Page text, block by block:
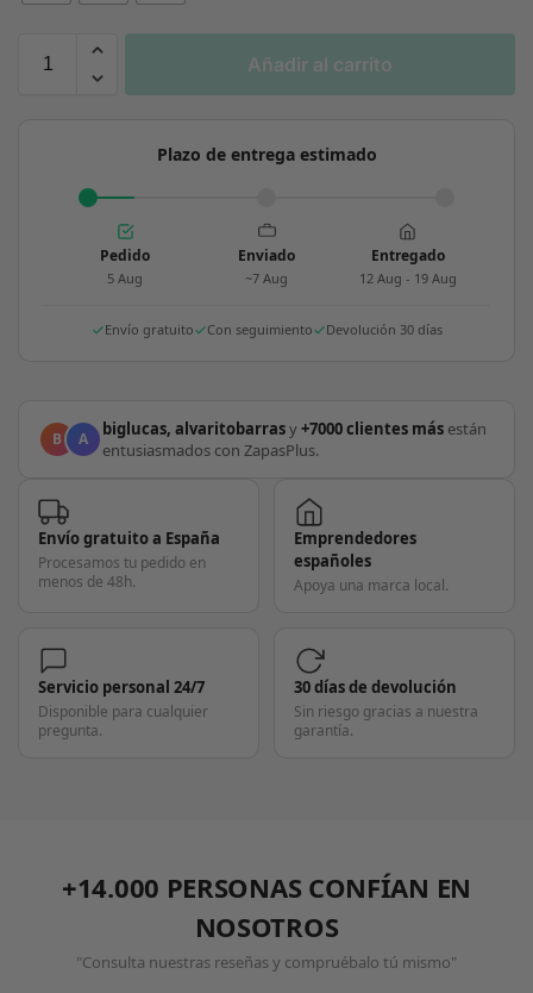
Añadir al carrito
Plazo de entrega estimado
Pedido
5 Aug
Enviado
~7 Aug
Entregado
12 Aug - 19 Aug
Envío gratuito Con seguimiento Devolución 30 días
B A biglucas, alvaritobarrasy+7000 clientes más están
entusiasmados con ZapasPlus.
Envío gratuito a España
Procesamos tu pedido en
menos de 48h.
Emprendedores
españoles
Apoya una marca local.
Servicio personal 24/7
Disponible para cualquier
pregunta.
30 días de devolución
Sin riesgo gracias a nuestra
garantía.
+14.000 PERSONAS CONFÍAN EN
NOSOTROS
"Consulta nuestras reseñas y compruébalo tú mismo"